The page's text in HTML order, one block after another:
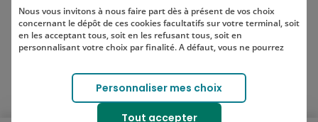
SUIVEZ-NOUS SUR LES RÉSEAUX
SOCIAUX
Lien vers le compte Instagram
Lien vers le compte TikTok
Nous vous invitons à nous faire part dès à présent de vos choix
concernant le dépôt de ces cookies facultatifs sur votre terminal, soit
en les acceptant tous, soit en les refusant tous, soit en
personnalisant votre choix par finalité. A défaut, vous ne pourrez
Votre choix est libre et peut être modifié à tout moment, en cliquant
sur le lien "Cookies", en bas de page.
Pour en savoir plus sur les responsables de traitement et les
finalités, cliquez sur "Personnaliser mes choix".
Personnaliser mes choix
Tout accepter